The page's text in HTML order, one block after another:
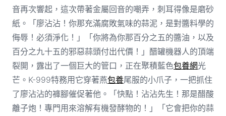
音再次響起，這次帶著金屬回音的嘲弄，刺耳得像是磨砂
紙。「廖沾沾！你那充滿腐敗氣味的蒜泥，是對醬料學的
侮辱！必須淨化！」「你將為你那百分之五的醬油，以及
百分之九十五的邪惡蒜頭付出代價！」醋罐機器人的頂端
裂開，露出了一個巨大的管口，正在聚積藍色包養網光
芒。K-999特務用它穿著燕包養尾服的小爪子，一把抓住
了廖沾沾的褲腳催促著他。「快點！沾沾先生！那是醋酸
離子炮！專門用來溶解有機發酵物的！」「它會把你的蒜